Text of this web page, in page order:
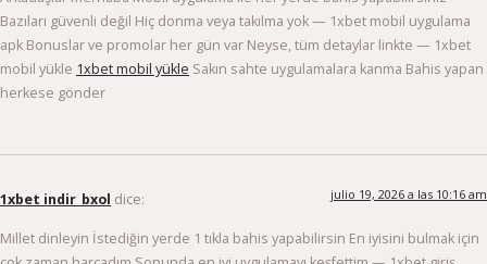
Bazıları güvenli değil Hiç donma veya takılma yok — 1xbet mobil uygulama
apk Bonuslar ve promolar her gün var Neyse, tüm detaylar linkte — 1xbet
mobil yükle 1xbet mobil yükle Sakın sahte uygulamalara kanma Bahis yapan
herkese gönder
1xbet indir_bxol dice: julio 19, 2026 a las 10:16 am
Millet dinleyin İstediğin yerde 1 tıkla bahis yapabilirsin En iyisini bulmak için